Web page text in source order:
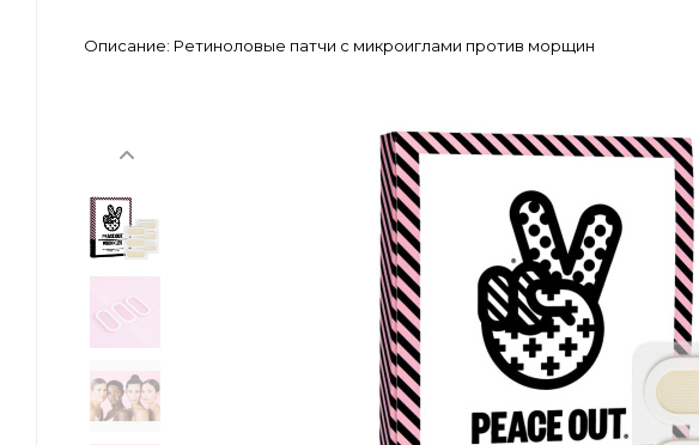
Описание: Ретиноловые патчи с микроиглами против морщин